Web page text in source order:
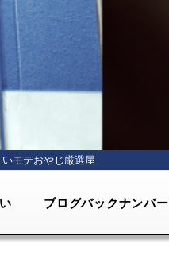
モテおやじ厳選屋
ブログバックナンバー